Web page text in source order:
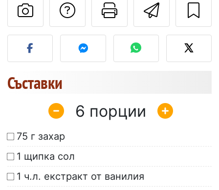
Да зададете
Публикувайте своя
Съставки
6
75 г захар
1 щипка сол
1 ч.л. екстракт от ванилия